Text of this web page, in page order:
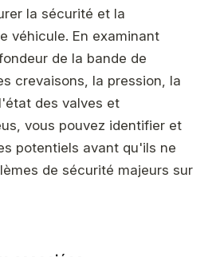
la sécurité et la
véhicule. En examinant
de la bande de
crevaisons, la pression, la
des valves et
vous pouvez identifier et
potentiels avant qu'ils ne
de sécurité majeurs sur